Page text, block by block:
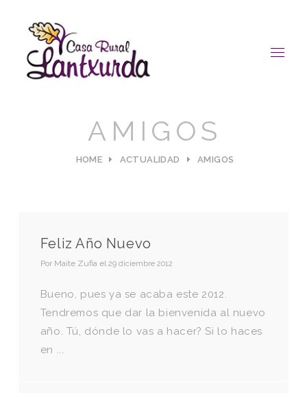
AMIGOS
HOME ACTUALIDAD AMIGOS
Feliz Año Nuevo
Por Maite Zufia el29 diciembre 2012
Bueno, pues ya se acaba este 2012.
Tendremos que dar la bienvenida al nuevo
año. Tú, dónde lo vas a hacer? Si lo haces
en ...